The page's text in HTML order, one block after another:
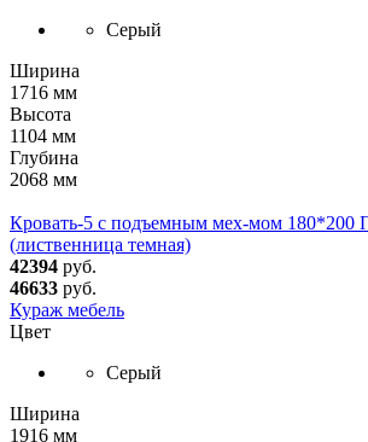
Серый
Ширина
1716 мм
Высота
1104 мм
Глубина
2068 мм
Кровать-5 с подъемным мех-мом 180*200
(лиственница темная)
42394 руб.
46633 руб.
Кураж мебель
Цвет
Серый
Ширина
1916 мм